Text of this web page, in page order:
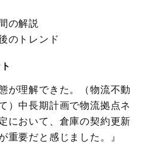
の解説
のトレンド
が理解できた。（物流不動
）中長期計画で物流拠点ネ
において、倉庫の契約更新
重要だと感じました。』